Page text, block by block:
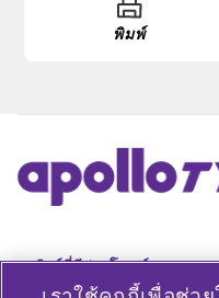
พิมพ์
ลิงค์ที่มีประโยชน์